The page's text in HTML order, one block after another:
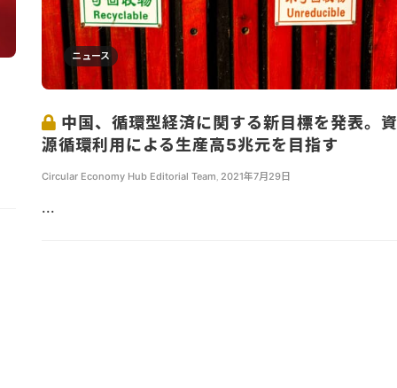
ニュース
中国、循環型経済に関する新目標を発表。資
源循環利用による生産高5兆元を目指す
Circular Economy Hub Editorial Team 2021年7月29日
...